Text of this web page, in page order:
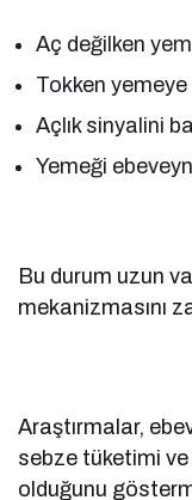
Aç değilken
Tokken
Açlık sinyalini
Yemeği
Bu durum uzun
mekanizmasını
Araştırmalar,
sebze tüketimi
olduğunu